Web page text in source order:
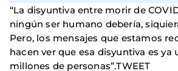
“La disyuntiva entre morir de
ningún ser humano debería,
Pero, los mensajes que estamos
hacen ver que esa disyuntiva es ya
millones de personas”.TWEET